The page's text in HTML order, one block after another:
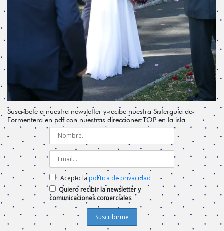
Suscríbete a nuestra newsletter y recibe nuestra Sisterguía de
Formentera en pdf con nuestras direcciones TOP en la isla
Acepto la política de privacidad
Quiero recibir la newsletter y
comunicaciones comerciales